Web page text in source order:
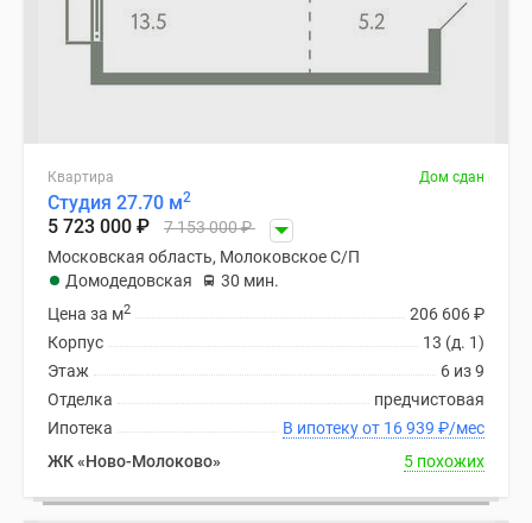
реновации
премиум-
класса
Новостройки
бизнес-
класса
Рассрочка
Траншевая
ипотека
коттеджи
Коттеджные
поселки
Квартира Дом сдан
Студия 27.70 м2
5 723 000 ₽ 7 153 000₽
Московская область, Молоковское С/П
Домодедовская
30 мин.
206 606₽
Цена за м2
13 (д. 1)
Корпус
6 из 9
Этаж
предчистовая
Отделка
В ипотеку от 16 939 ₽/мес
Ипотека
ЖК «Ново-Молоково»
5 похожих